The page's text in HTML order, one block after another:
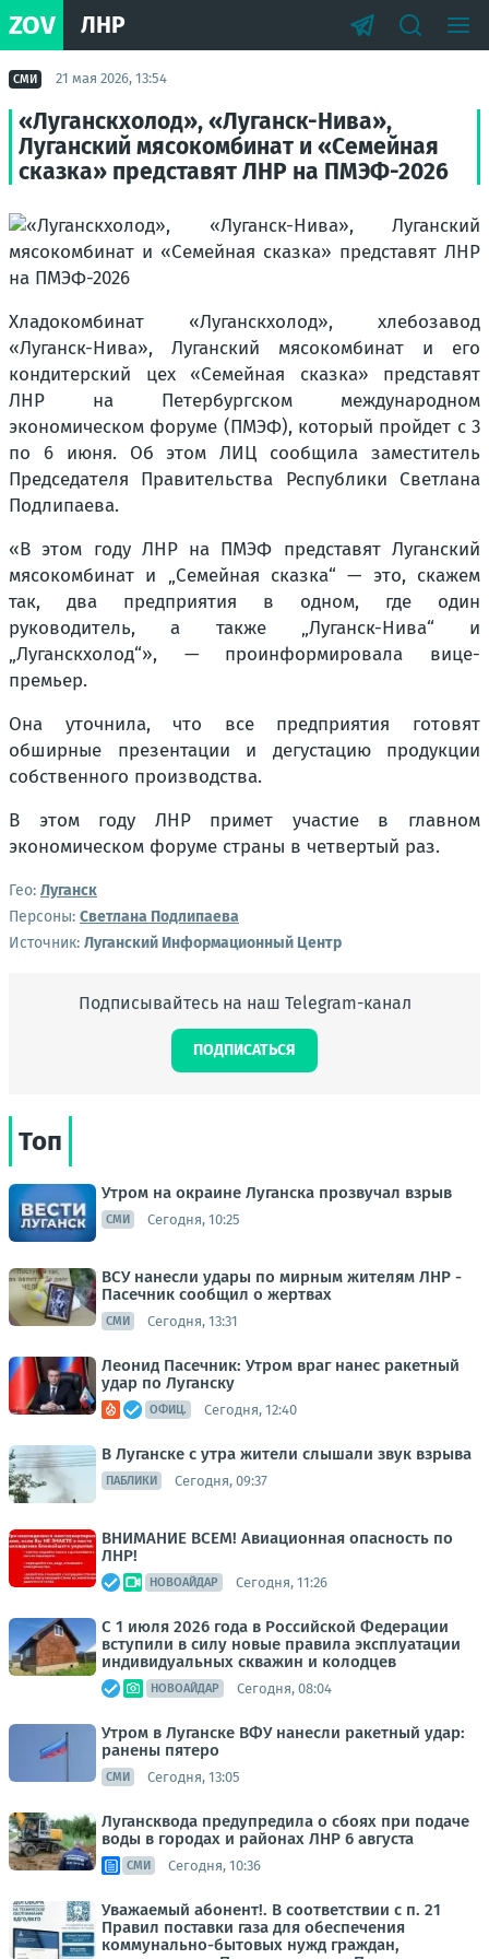
ZOV ЛНР
СМИ 21 мая 2026, 13:54
«Луганскхолод», «Луганск-Нива»,
Луганский мясокомбинат и «Семейная
сказка» представят ЛНР на ПМЭФ-2026
Хладокомбинат «Луганскхолод», хлебозавод
«Луганск-Нива», Луганский мясокомбинат и его
кондитерский цех «Семейная сказка» представят
ЛНР на Петербургском международном
экономическом форуме (ПМЭФ), который пройдет с 3
по 6 июня. Об этом ЛИЦ сообщила заместитель
Председателя Правительства Республики Светлана
Подлипаева.
«В этом году ЛНР на ПМЭФ представят Луганский
мясокомбинат и „Семейная сказка“ — это, скажем
так, два предприятия в одном, где один
руководитель, а также „Луганск-Нива“ и
„Луганскхолод“», — проинформировала вице-
премьер.
Она уточнила, что все предприятия готовят
обширные презентации и дегустацию продукции
собственного производства.
В этом году ЛНР примет участие в главном
экономическом форуме страны в четвертый раз.
Гео: Луганск
Персоны: Светлана Подлипаева
Источник: Луганский Информационный Центр
Подписывайтесь на наш Telegram-канал
ПОДПИСАТЬСЯ
Топ
Утром на окраине Луганска прозвучал взрыв
СМИ Сегодня, 10:25
ВСУ нанесли удары по мирным жителям ЛНР -
Пасечник сообщил о жертвах
СМИ Сегодня, 13:31
Леонид Пасечник: Утром враг нанес ракетный
удар по Луганску
ОФИЦ. Сегодня, 12:40
В Луганске с утра жители слышали звук взрыва
ПАБЛИКИ Сегодня, 09:37
ВНИМАНИЕ ВСЕМ! Авиационная опасность по
ЛНР!
НОВОАЙДАР Сегодня, 11:26
С 1 июля 2026 года в Российской Федерации
вступили в силу новые правила эксплуатации
индивидуальных скважин и колодцев
НОВОАЙДАР Сегодня, 08:04
Утром в Луганске ВФУ нанесли ракетный удар:
ранены пятеро
СМИ Сегодня, 13:05
Лугансквода предупредила о сбоях при подаче
воды в городах и районах ЛНР 6 августа
СМИ Сегодня, 10:36
Уважаемый абонент!. В соответствии с п. 21
Правил поставки газа для обеспечения
коммунально-бытовых нужд граждан,